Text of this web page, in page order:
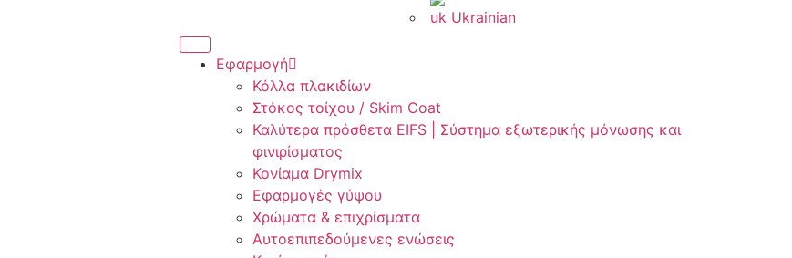
Ukrainian
Εφαρμογή
Κόλλα πλακιδίων
Στόκος τοίχου / Skim Coat
Καλύτερα πρόσθετα EIFS | Σύστημα εξωτερικής μόνωσης και
φινιρίσματος
Κονίαμα Drymix
Εφαρμογές γύψου
Χρώματα & επιχρίσματα
Αυτοεπιπεδούμενες ενώσεις